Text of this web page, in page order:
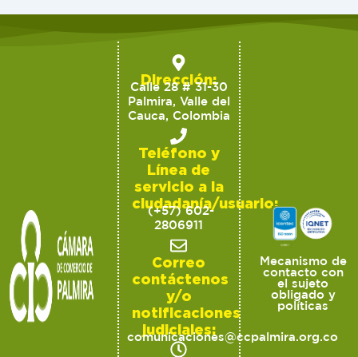
Dirección:
Calle 28 # 31-30
Palmira, Valle del
Cauca, Colombia
Teléfono y
Línea de
servicio a la
ciudadanía/usuario:
(+57) 602-
2806911
Correo
contáctenos
y/o
notificaciones
judiciales:
comunicaciones@ccpalmira.org.co
Mecanismo de
contacto con
el sujeto
obligado y
políticas